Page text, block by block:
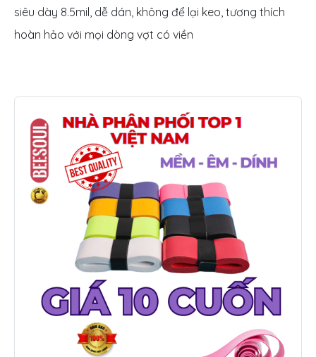
siêu dày 8.5mil, dễ dán, không để lại keo, tương thích
hoàn hảo với mọi dòng vợt có viền